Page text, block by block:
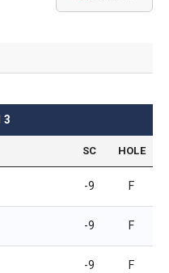
3
SC HOLE
-9 F
-9 F
-9 F